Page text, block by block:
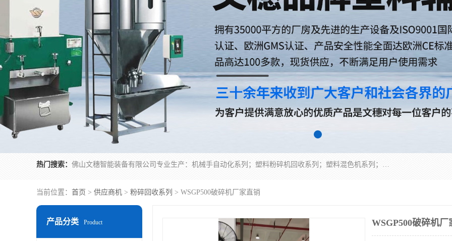
热门搜索： 佛山文穗智能装备有限公司专业生产：机械手自动化系列；塑料粉碎机回收系列；塑料混色机系列；温度控制系列：模温机，冷水机；供料输送系列：中央供料系统，欧化/独立式吸料机，分体式吸料机；整机保修一年，易损件除外。
当前位置： 首页 > 供应商机 > 粉碎回收系列 > WSGP500破碎机厂家直销
产品分类 Product WSGP500破碎机厂